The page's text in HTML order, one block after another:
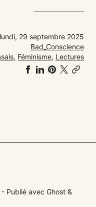
lundi, 29 septembre 2025
Bad_Conscience
, Féminisme, Lectures
Partager
Partager
Partager
Share
- Publié avec Ghost &